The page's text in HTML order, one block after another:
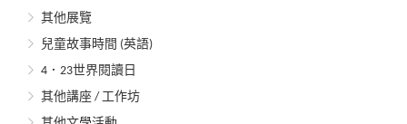
其他展覽
兒童故事時間 (英語)
4．23世界閱讀日
其他講座 / 工作坊